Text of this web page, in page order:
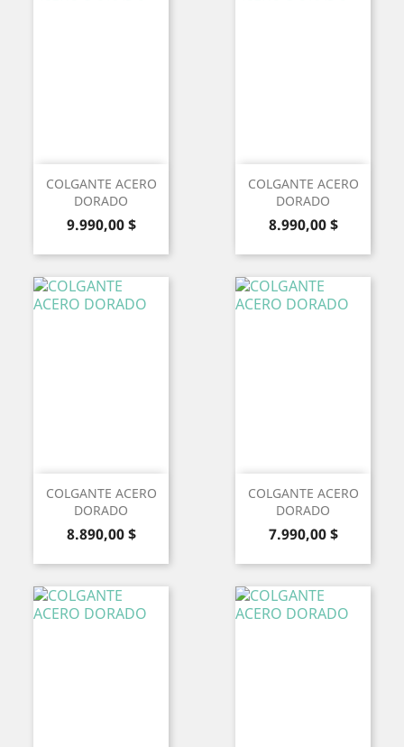
COLGANTE ACERO
DORADO
Precio
9.990,00 $
COLGANTE ACERO
DORADO
Precio
8.990,00 $
COLGANTE ACERO
DORADO
Precio
8.890,00 $
COLGANTE ACERO
DORADO
Precio
7.990,00 $